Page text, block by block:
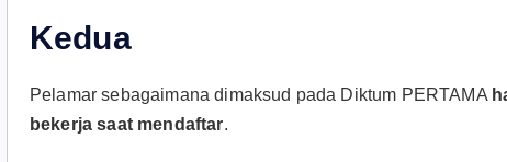
Kedua
Pelamar sebagaimana dimaksud pada Diktum PERTAMA
bekerja saat mendaftar.